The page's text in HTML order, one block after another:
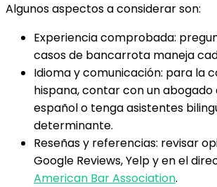
Algunos aspectos a considerar son:
Experiencia comprobada:
casos de bancarrota maneja
Idioma y comunicación: para la
hispana, contar con un abogado
español o tenga asistentes
determinante.
Reseñas y referencias: revisar
Google Reviews, Yelp y en el
American Bar Association.